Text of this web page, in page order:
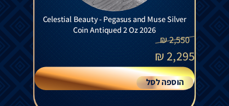
Celestial Beauty - Pegasus and Muse Silver
Coin Antiqued 2 Oz 2026
2,550
₪
2,295
₪
הוספה לסל